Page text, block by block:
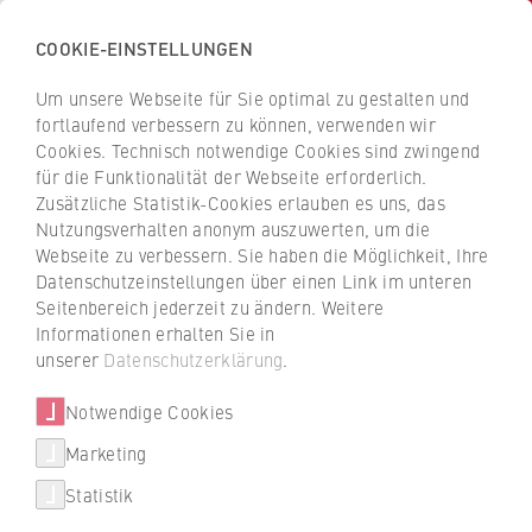
Z
u
ü
k
u
S
a
H
c
h
s
c
h
u
l
e
f
r
W
i
r
Z
u
r
ü
c
k
z
u
r
t
a
t
Über uns
Hochschule
Staatssekretär besucht HWR
Berlin - Fokus auf Forschung
Staatssekretär Dr. Henry Marx besuchte im
Rahmen seiner Sommertour den Campus
Lichtenberg der HWR Berlin und
informierte sich über Forschung zu KI,
Verwaltung, Nachhaltigkeit und
COOKIE-EINSTELLUNGEN
Um unsere Webseite für Sie optimal zu gestalten und
fortlaufend verbessern zu können, verwenden wir
Cookies. Technisch notwendige Cookies sind zwingend
für die Funktionalität der Webseite erforderlich.
Zusätzliche Statistik-Cookies erlauben es uns, das
Nutzungsverhalten anonym auszuwerten, um die
Webseite zu verbessern. Sie haben die Möglichkeit, Ihre
Datenschutzeinstellungen über einen Link im unteren
Seitenbereich jederzeit zu ändern. Weitere
Informationen erhalten Sie in
unserer Datenschutzerklärung
Notwendige Cookies
Marketing
Statistik